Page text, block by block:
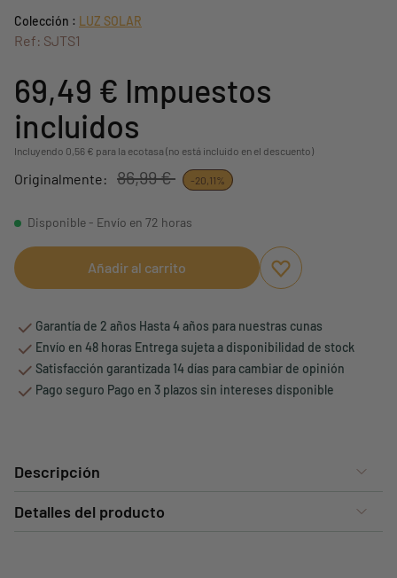
Colección : LUZ SOLAR
Ref: SJTS1
69,49 € Impuestos
incluidos
Incluyendo 0,56 € para la ecotasa (no está incluido en el descuento)
Originalmente: 86,99 € -20,11%
Disponible - Envío en 72 horas
Añadir al carrito
Aggiungi ai
borrar favoritos
Garantía de 2 años Hasta 4 años para nuestras cunas
Envío en 48 horas Entrega sujeta a disponibilidad de stock
Satisfacción garantizada 14 días para cambiar de opinión
Pago seguro Pago en 3 plazos sin intereses disponible
Descripción
Detalles del producto